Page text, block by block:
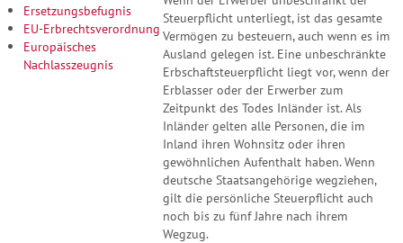
Ersetzungsbefugnis
EU-Erbrechtsverordnung
Europäisches
Nachlasszeugnis
Steuerpflicht unterliegt, ist das gesamte
Vermögen zu besteuern, auch wenn es im
Ausland gelegen ist. Eine unbeschränkte
Erbschaftsteuerpflicht liegt vor, wenn der
Erblasser oder der Erwerber zum
Zeitpunkt des Todes Inländer ist. Als
Inländer gelten alle Personen, die im
Inland ihren Wohnsitz oder ihren
gewöhnlichen Aufenthalt haben. Wenn
deutsche Staatsangehörige wegziehen,
gilt die persönliche Steuerpflicht auch
noch bis zu fünf Jahre nach ihrem
Wegzug.